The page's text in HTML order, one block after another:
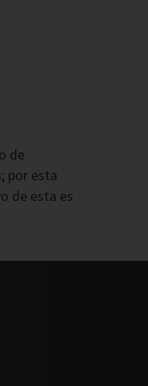
de
por esta
de esta es